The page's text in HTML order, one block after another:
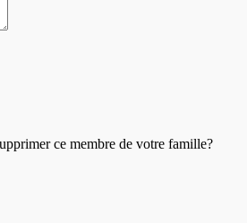
ce membre de votre famille?